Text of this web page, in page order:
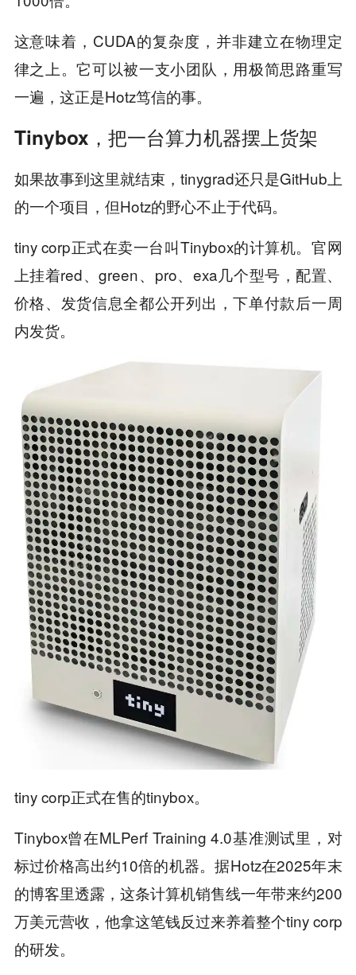
这意味着，CUDA的复杂度，并非建立在物理定
律之上。它可以被一支小团队，用极简思路重写
一遍，这正是Hotz笃信的事。
Tinybox，把一台算力机器摆上货架
如果故事到这里就结束，tinygrad还只是GitHub上
的一个项目，但Hotz的野心不止于代码。
tiny corp正式在卖一台叫Tinybox的计算机。官网
上挂着red、green、pro、exa几个型号，配置、
价格、发货信息全都公开列出，下单付款后一周
内发货。
tiny corp正式在售的tinybox。
Tinybox曾在MLPerf Training 4.0基准测试里，对
标过价格高出约10倍的机器。据Hotz在2025年末
的博客里透露，这条计算机销售线一年带来约200
万美元营收，他拿这笔钱反过来养着整个tiny corp
的研发。